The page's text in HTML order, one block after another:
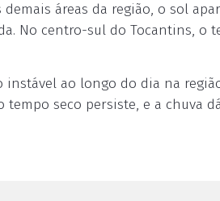
áreas da região, o sol
No centro-sul do Tocantins, o
ao longo do dia na
seco persiste, e a chuva